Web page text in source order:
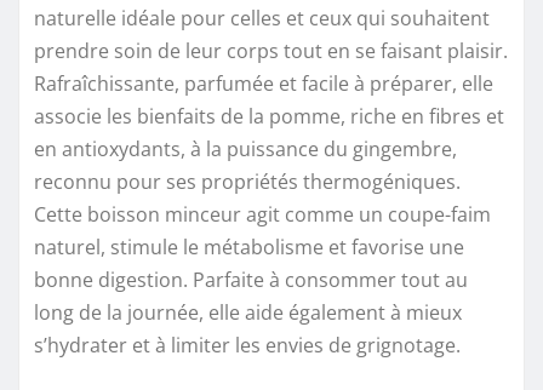
naturelle idéale pour celles et ceux qui souhaitent
prendre soin de leur corps tout en se faisant plaisir.
Rafraîchissante, parfumée et facile à préparer, elle
associe les bienfaits de la pomme, riche en fibres et
en antioxydants, à la puissance du gingembre,
reconnu pour ses propriétés thermogéniques.
Cette boisson minceur agit comme un coupe-faim
naturel, stimule le métabolisme et favorise une
bonne digestion. Parfaite à consommer tout au
long de la journée, elle aide également à mieux
s’hydrater et à limiter les envies de grignotage.